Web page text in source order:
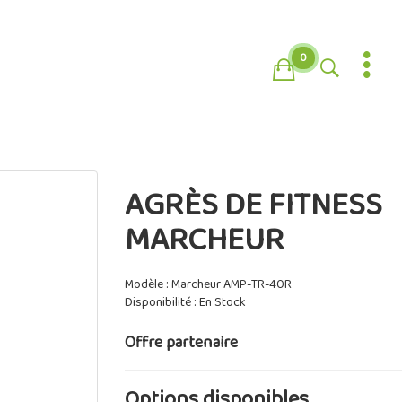
0
AGRÈS DE FITNESS
MARCHEUR
Modèle : Marcheur AMP-TR-40R
Disponibilité : En Stock
Offre partenaire